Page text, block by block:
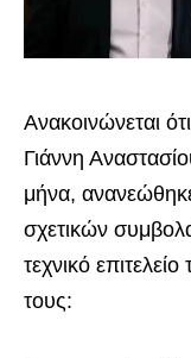
Ανακοινώνεται
Γιάννη
μήνα,
σχετικών
τεχνικό
τους: